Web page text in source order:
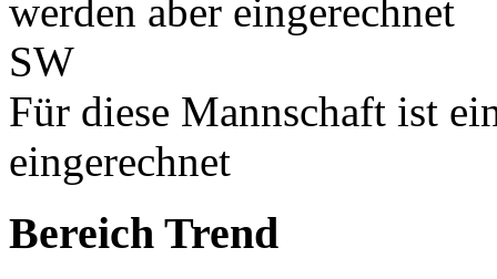
werden aber eingerechnet
SW
Für diese Mannschaft ist
eingerechnet
Bereich Trend